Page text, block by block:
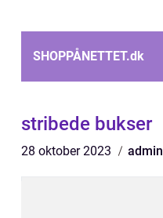
SHOPPÅNETTET.dk
stribede bukser
28 oktober 2023 admin